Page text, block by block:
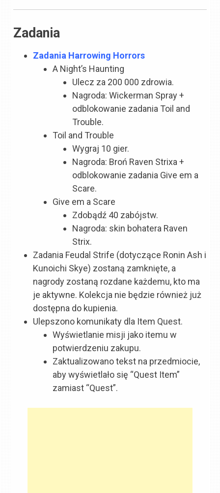
Zadania
Zadania Harrowing Horrors
A Night’s Haunting
Ulecz za 200 000 zdrowia.
Nagroda: Wickerman Spray +
odblokowanie zadania Toil and
Trouble.
Toil and Trouble
Wygraj 10 gier.
Nagroda: Broń Raven Strixa +
odblokowanie zadania Give em a
Scare.
Give em a Scare
Zdobądź 40 zabójstw.
Nagroda: skin bohatera Raven
Strix.
Zadania Feudal Strife (dotyczące Ronin Ash i
Kunoichi Skye) zostaną zamknięte, a
nagrody zostaną rozdane każdemu, kto ma
je aktywne. Kolekcja nie będzie również już
dostępna do kupienia.
Ulepszono komunikaty dla Item Quest.
Wyświetlanie misji jako itemu w
potwierdzeniu zakupu.
Zaktualizowano tekst na przedmiocie,
aby wyświetlało się “Quest Item”
zamiast “Quest”.